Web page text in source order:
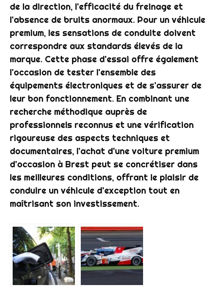
de la direction, l'efficacité du freinage et
l'absence de bruits anormaux. Pour un véhicule
premium, les sensations de conduite doivent
correspondre aux standards élevés de la
marque. Cette phase d'essai offre également
l'occasion de tester l'ensemble des
équipements électroniques et de s'assurer de
leur bon fonctionnement. En combinant une
recherche méthodique auprès de
professionnels reconnus et une vérification
rigoureuse des aspects techniques et
documentaires, l'achat d'une voiture premium
d'occasion à Brest peut se concrétiser dans
les meilleures conditions, offrant le plaisir de
conduire un véhicule d'exception tout en
maîtrisant son investissement.